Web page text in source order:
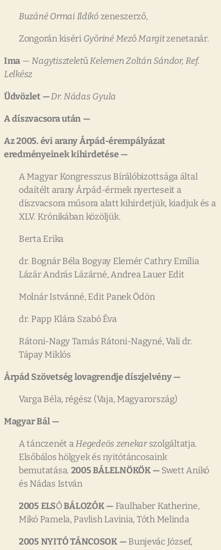
Buzáné OrmaiIldikózeneszerző,
Zongorán kiséri GyőrinéMezőMargitzenetanár.
Ima —NagytiszteletűKelemenZoltán Sándor, Ref.
Lelkész
Üdvözlet —Dr. Nádas Gyula
Adíszvacsoraután —
Az2005.éviaranyÁrpád-érempályázat
eredményeinekkihirdetése —
A Magyar Kongresszus Bírálóbizottsága által
odaítélt arany Árpád-érmek nyerteseit a
díszvacsora műsora alatt kihirdetjük, kiadjuk és a
XLV. Krónikában közöljük.
Berta Erika
dr. Bognár Béla Bogyay Elemér Cathry Emília
Lázár András Lázárné, Andrea Lauer Edit
Molnár Istvánné, Edit Panek Ödön
dr. Papp Klára Szabó Éva
Rátoni-Nagy Tamás Rátoni-Nagyné, Vali dr.
Tápay Miklós
ÁrpádSzövetséglovagrendjedíszjelvény —
Varga Béla, régész (Vaja, Magyarország)
MagyarBál —
A tánczenét aHegedeös zenekarszolgáltatja.
Elsőbálos hölgyek és nyitótáncosaink
bemutatása. 2005BÁLELNÖKÖK—Swett Anikó
és Nádas István
2005ELSŐBÁLOZÓK —Faulhaber Katherine,
Mikó Pamela, Pavlish Lavinia, Tóth Melinda
2005NYITÓTÁNCOSOK —Bunjevác József,